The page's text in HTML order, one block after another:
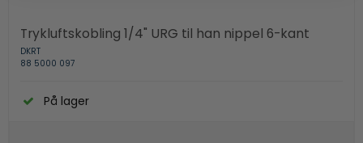
Trykluftskobling 1/4" URG til han nippel 6-kant
DKRT
88 5000 097
På lager